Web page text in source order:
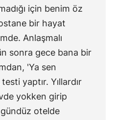
için benim öz
bir hayat
Anlaşmalı
sonra gece bana bir
'Ya sen
yaptır. Yıllardır
yokken girip
gündüz otelde